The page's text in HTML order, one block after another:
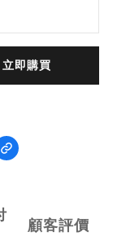
立即購買
顧客評價